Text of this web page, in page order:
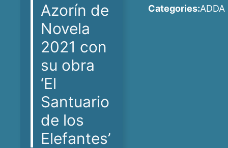
Azorín de
Novela
2021 con
su obra
‘El
Santuario
de los
Elefantes’
Categories:ADDA